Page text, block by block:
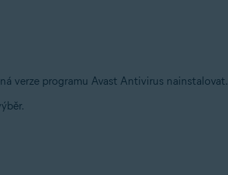
verze programu Avast Antivirus nainstalovat.